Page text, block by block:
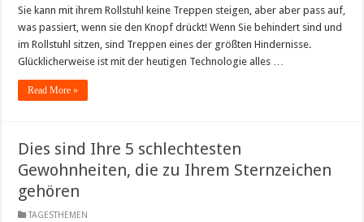
Sie kann mit ihrem Rollstuhl keine Treppen steigen, aber aber pass auf,
was passiert, wenn sie den Knopf drückt! Wenn Sie behindert sind und
im Rollstuhl sitzen, sind Treppen eines der größten Hindernisse.
Glücklicherweise ist mit der heutigen Technologie alles …
Read More »
Dies sind Ihre 5 schlechtesten
Gewohnheiten, die zu Ihrem Sternzeichen
gehören
TAGESTHEMEN